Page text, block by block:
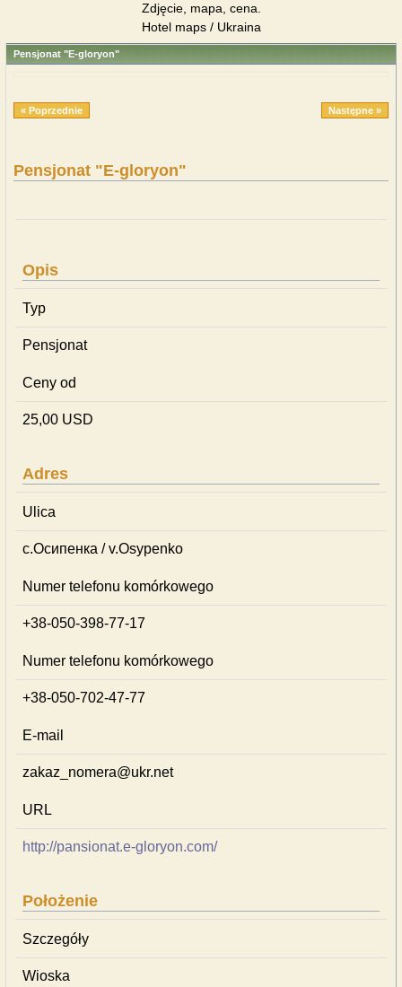
Zdjęcie, mapa, cena.
Hotel maps / Ukraina
Pensjonat "E-gloryon"
« Poprzednie Następne »
Pensjonat "E-gloryon"
Opis
Typ
Pensjonat
Ceny od
25,00 USD
Adres
Ulica
с.Осипенка / v.Osypenko
Numer telefonu komórkowego
+38-050-398-77-17
Numer telefonu komórkowego
+38-050-702-47-77
E-mail
zakaz_nomera@ukr.net
URL
http://pansionat.e-gloryon.com/
Położenie
Szczegóły
Wioska